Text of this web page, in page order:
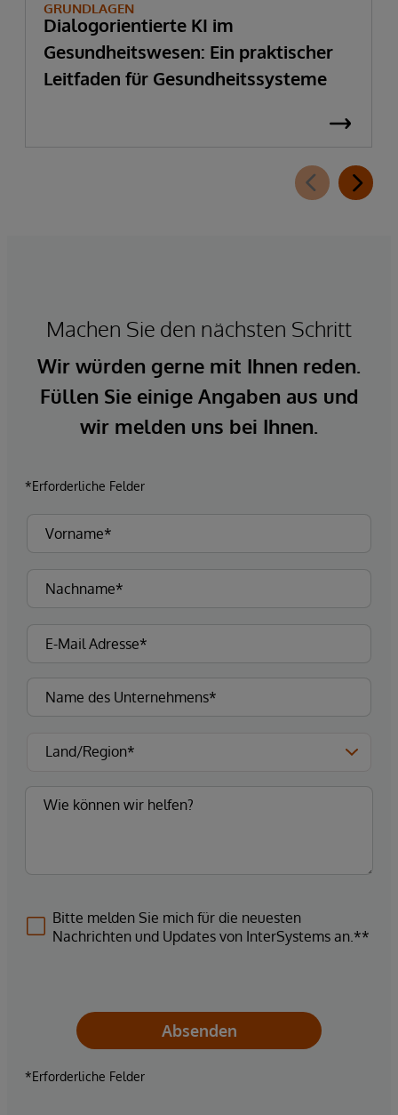
GRUNDLAGEN
Dialogorientierte KI im
Gesundheitswesen: Ein praktischer
Leitfaden für Gesundheitssysteme
Machen Sie den nächsten Schritt
Wir würden gerne mit Ihnen reden.
Füllen Sie einige Angaben aus und
wir melden uns bei Ihnen.
*Erforderliche Felder
Bitte melden Sie mich für die neuesten
Nachrichten und Updates von InterSystems an.**
Absenden
*Erforderliche Felder